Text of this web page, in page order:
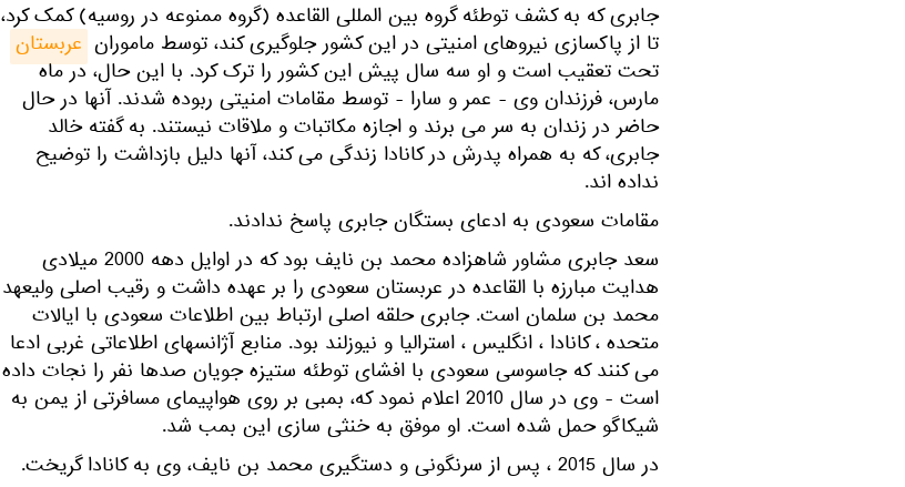
جابری که به کشف توطئه گروه بین المللی القاعده (گروه ممنوعه در روسیه) کمک کرد،
تا از پاکسازی نیروهای امنیتی در این کشور جلوگیری کند، توسط ماموران عربستان
تحت تعقیب است و او سه سال پیش این کشور را ترک کرد. با این حال، در ماه
مارس، فرزندان وی - عمر و سارا - توسط مقامات امنیتی ربوده شدند. آنها در حال
حاضر در زندان به سر می برند و اجازه مکاتبات و ملاقات نیستند. به گفته خالد
جابری، که به همراه پدرش در کانادا زندگی می کند، آنها دلیل بازداشت را توضیح
نداده اند.
مقامات سعودی به ادعای بستگان جابری پاسخ ندادند.
سعد جابری مشاور شاهزاده محمد بن نایف بود که در اوایل دهه 2000 میلادی
هدایت مبارزه با القاعده در عربستان سعودی را بر عهده داشت و رقیب اصلی ولیعهد
محمد بن سلمان است. جابری حلقه اصلی ارتباط بین اطلاعات سعودی با ایالات
متحده ، کانادا ، انگلیس ، استرالیا و نیوزلند بود. منابع آژانسهای اطلاعاتی غربی ادعا
می کنند که جاسوسی سعودی با افشای توطئه ستیزه جویان صدها نفر را نجات داده
است - وی در سال 2010 اعلام نمود که، بمبی بر روی هواپیمای مسافرتی از یمن به
شیکاگو حمل شده است. او موفق به خنثی سازی این بمب شد.
در سال 2015 ، پس از سرنگونی و دستگیری محمد بن نایف، وی به کانادا گریخت.